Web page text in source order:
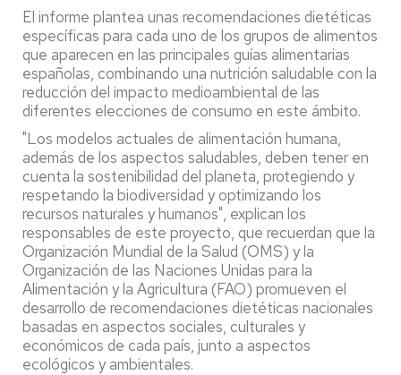
El informe plantea unas recomendaciones dietéticas
específicas para cada uno de los grupos de alimentos
que aparecen en las principales guías alimentarias
españolas, combinando una nutrición saludable con la
reducción del impacto medioambiental de las
diferentes elecciones de consumo en este ámbito.
"Los modelos actuales de alimentación humana,
además de los aspectos saludables, deben tener en
cuenta la sostenibilidad del planeta, protegiendo y
respetando la biodiversidad y optimizando los
recursos naturales y humanos", explican los
responsables de este proyecto, que recuerdan que la
Organización Mundial de la Salud (OMS) y la
Organización de las Naciones Unidas para la
Alimentación y la Agricultura (FAO) promueven el
desarrollo de recomendaciones dietéticas nacionales
basadas en aspectos sociales, culturales y
económicos de cada país, junto a aspectos
ecológicos y ambientales.